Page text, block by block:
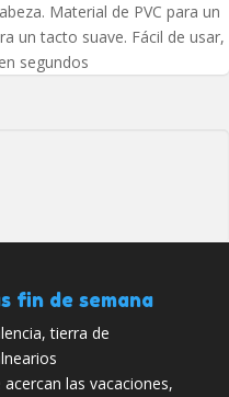
Material de PVC para un
un tacto suave. Fácil de usar,
segundos
fin de semana
tierra de
acercan las vacaciones,